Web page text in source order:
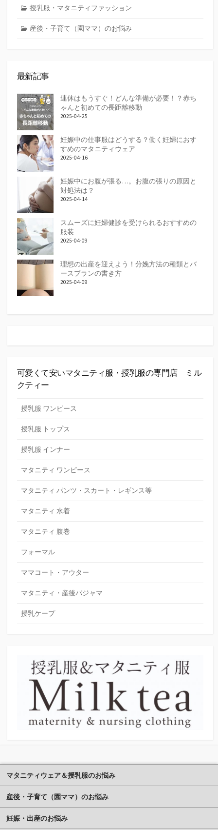
授乳服・マタニティファッション
産後・子育て（園ママ）のお悩み
最新記事
連休はもうすぐ！どんな準備が必要！？赤ち
ゃんと初めての長距離移動
2025-04-25
妊娠中の仕事服はどうする？働く妊婦におす
すめのマタニティウェア
2025-04-16
妊娠中にお腹が張る…。お腹の張りの原因と
対処法は？
2025-04-14
スムーズに妊婦健診を受けられるおすすめの
服装
2025-04-09
理想の出産を迎えよう！分娩方法の種類とバ
ースプランの書き方
2025-04-09
可愛くて安いマタニティ服・授乳服の専門店 ミル
クティー
授乳服 ワンピース
授乳服 トップス
授乳服 インナー
マタニティ ワンピース
マタニティ パンツ・スカート・レギンス等
マタニティ 水着
マタニティ 腹巻
フォーマル
ママコート・アウター
マタニティ・産後パジャマ
授乳ケープ
マタニティウェア＆授乳服のお悩み
産後・子育て（園ママ）のお悩み
妊娠・出産のお悩み